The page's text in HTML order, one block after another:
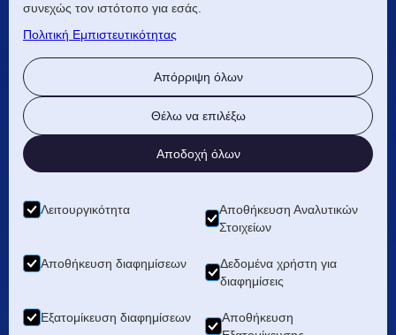
συνεχώς τον ιστότοπο για εσάς.
Πολιτική Εμπιστευτικότητας
Απόρριψη όλων
Θέλω να επιλέξω
Αποδοχή όλων
Λειτουργικότητα
Αποθήκευση Αναλυτικών
Στοιχείων
Αποθήκευση διαφημίσεων
Δεδομένα χρήστη για
διαφημίσεις
Εξατομίκευση διαφημίσεων
Αποθήκευση
Αμμουδάρα, Ηράκλειο Κρήτης
+30 2810 233620
ΑΘΗΝΑ
+30 210 4815325